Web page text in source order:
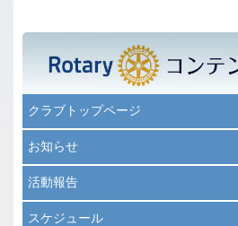
クラブトップページ
お知らせ
活動報告
スケジュール